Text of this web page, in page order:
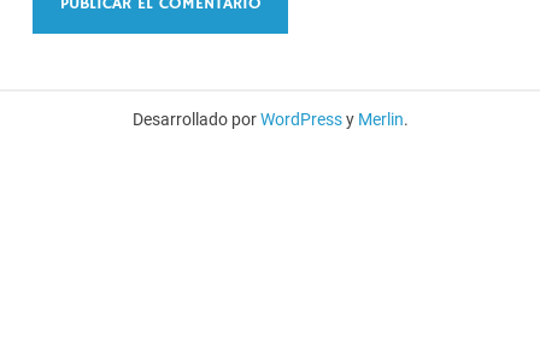
Desarrollado porWordPressy Merlin.